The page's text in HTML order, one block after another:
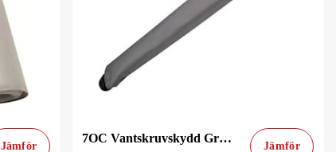
Jämför
7OC Vantskruvskydd Grå 35cm
Jämför